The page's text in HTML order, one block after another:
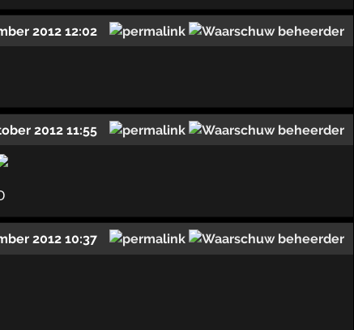
2012 12:02
2012 11:55
2012 10:37